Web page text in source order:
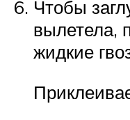
Чтобы
вылетела,
жидкие